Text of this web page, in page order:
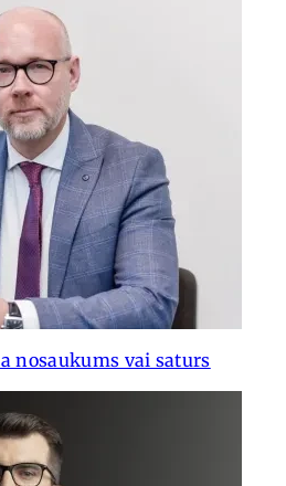
nosaukums vai saturs